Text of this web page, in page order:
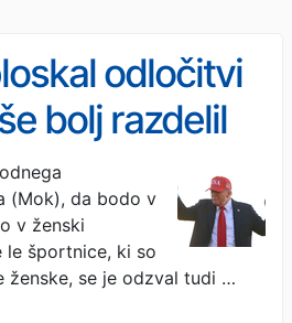
odločitvi
bolj razdelil
(Mok), da bodo v
v ženski
le športnice, ki so
ženske, se je odzval tudi …